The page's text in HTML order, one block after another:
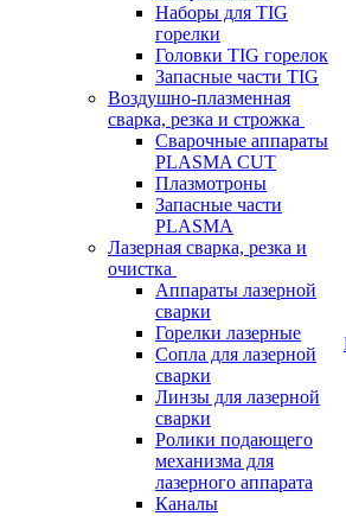
Наборы для TIG
горелки
Головки TIG горелок
Запасные части TIG
Воздушно-плазменная
сварка, резка и строжка
Сварочные аппараты
PLASMA CUT
Плазмотроны
Запасные части
PLASMA
Лазерная сварка, резка и
очистка
Аппараты лазерной
сварки
Горелки лазерные
Сопла для лазерной
сварки
Линзы для лазерной
сварки
Ролики подающего
механизма для
лазерного аппарата
Каналы